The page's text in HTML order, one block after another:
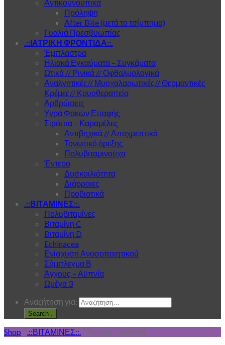
Αντικουνουπικά
Πρόληψη
After Bite (μετά το τσίμπημα)
Γυαλιά Πρεσβυωπίας
.::ΙΑΤΡΙΚΗ ΦΡΟΝΤΙΔΑ::.
Έμπλαστρα
Ηλιακά Εγκαύματα – Συγκάματα
Ωτικά // Ρινικά // Οφθαλμολογικά
Αναλγητικές// Μυοχαλαρωτικές// Θερμαντικές
Κρέμες// Κρυοθεραπεία
Αρθρώσεις
Υγρά Φακών Επαφής
Σιρόπια – Καραμέλες
Αντιβηχικά // Αποχρεπτικά
Τονωτικό όρεξης
Πολυβιταμινούχα
Έντερο
Δυσκοιλιότητα
Διάρροιες
Προβιοτικά
.::ΒΙΤΑΜΙΝΕΣ::.
Πολυβιταμίνες
Βιταμίνη C
Bιταμίνη D
Echinacea
Ενίσχυση Ανοσοποιητικού
Σύμπλεγμα Β
Άγχους – Αϋπνία
Ωμέγα 3
Αναζήτηση για:
.
Shop / .::ΒΙΤΑΜΙΝΕΣ::. /Άγχους - Αϋπνία